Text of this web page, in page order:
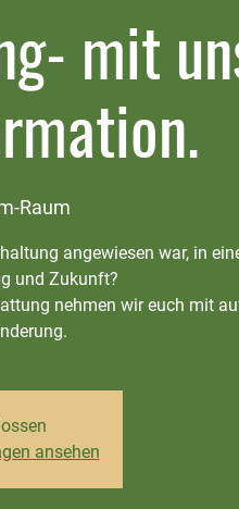
mit
Raum
angewiesen war, in
und Zukunft?
nehmen wir euch mit
ansehen